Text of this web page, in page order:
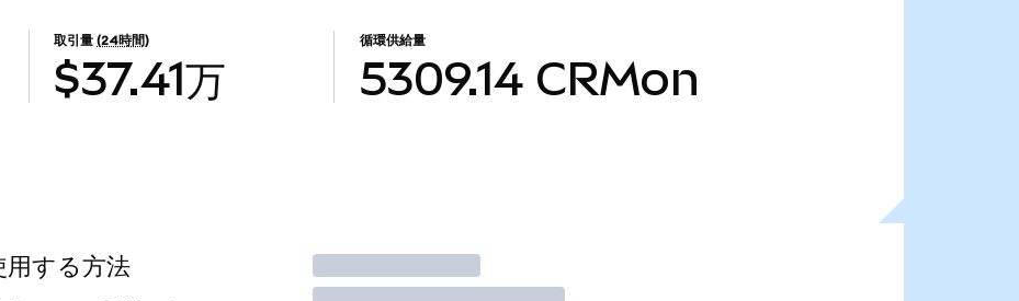
取引量 (24時間)
$37.41万
循環供給量
5309.14 CRMon
する方法 取引